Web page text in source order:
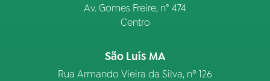
Av. Gomes Freire, n° 474
Centro
São Luís MA
Rua Armando Vieira da Silva, nº 126